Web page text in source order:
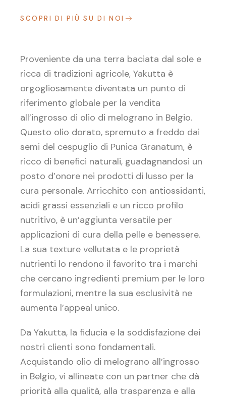
SCOPRI DI PIÙ SU DI NOI
Proveniente da una terra baciata dal sole e
ricca di tradizioni agricole, Yakutta è
orgogliosamente diventata un punto di
riferimento globale per la vendita
all’ingrosso di olio di melograno in Belgio.
Questo olio dorato, spremuto a freddo dai
semi del cespuglio di Punica Granatum, è
ricco di benefici naturali, guadagnandosi un
posto d’onore nei prodotti di lusso per la
cura personale. Arricchito con antiossidanti,
acidi grassi essenziali e un ricco profilo
nutritivo, è un’aggiunta versatile per
applicazioni di cura della pelle e benessere.
La sua texture vellutata e le proprietà
nutrienti lo rendono il favorito tra i marchi
che cercano ingredienti premium per le loro
formulazioni, mentre la sua esclusività ne
aumenta l’appeal unico.
Da Yakutta, la fiducia e la soddisfazione dei
nostri clienti sono fondamentali.
Acquistando olio di melograno all’ingrosso
in Belgio, vi allineate con un partner che dà
priorità alla qualità, alla trasparenza e alla